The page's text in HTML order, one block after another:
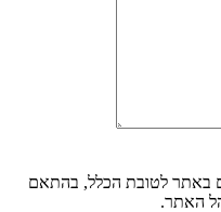
באתר לטובת הכלל, בהתאם
האתר.